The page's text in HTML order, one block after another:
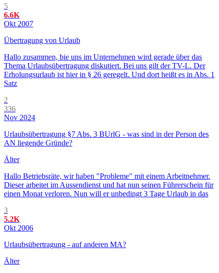
5
6.6K
Okt 2007
Übertragung von Urlaub
Hallo zusammen, bie uns im Unternehmen wird gerade über das
Thema Urlaubsübertragung diskutiert. Bei uns gilt der TV-L. Der
Erholungsurlaub ist hier in § 26 geregelt. Und dort heißt es in Abs. 1
Satz
2
336
Nov 2024
Urlaubsübertragung §7 Abs. 3 BUrlG - was sind in der Person des
AN liegende Gründe?
Älter
Hallo Betriebsräte, wir haben "Probleme" mit einem Arbeitnehmer.
Dieser arbeitet im Aussendienst und hat nun seinen Führerschein für
einen Monat verloren. Nun will er unbedingt 3 Tage Urlaub in das
3
5.2K
Okt 2006
Urlaubsübertragung - auf anderen MA?
Älter